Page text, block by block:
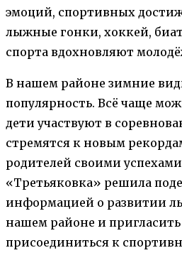
эмоций, спортивных
лыжные гонки, хоккей,
спорта вдохновляют
В нашем районе зимние
популярность. Всё чаще
дети участвуют в
стремятся к новым
родителей своими
«Третьяковка» решила
информацией о развитии
нашем районе и
присоединиться к